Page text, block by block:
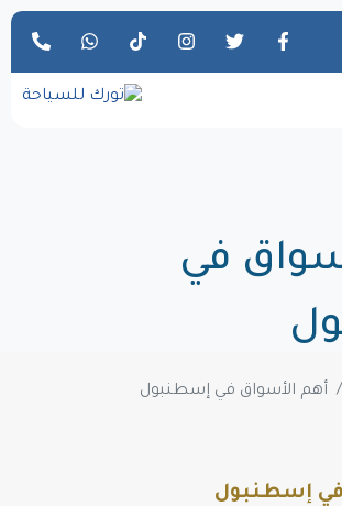
في
أهم الأسواق في إسطنبول
في إسطنبول